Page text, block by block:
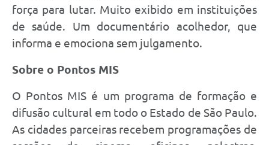
força para lutar. Muito exibido em instituições
de saúde. Um documentário acolhedor, que
informa e emociona sem julgamento.
Sobre o Pontos MIS
O Pontos MIS é um programa de formação e
difusão cultural em todo o Estado de São Paulo.
As cidades parceiras recebem programações de